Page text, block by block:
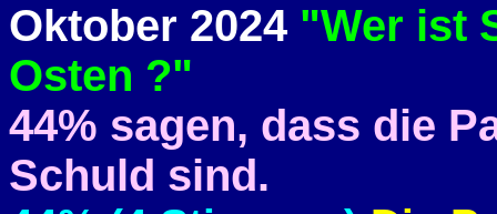
Oktober 2024 "Wer ist
Osten ?"
44% sagen, dass die
Schuld sind.